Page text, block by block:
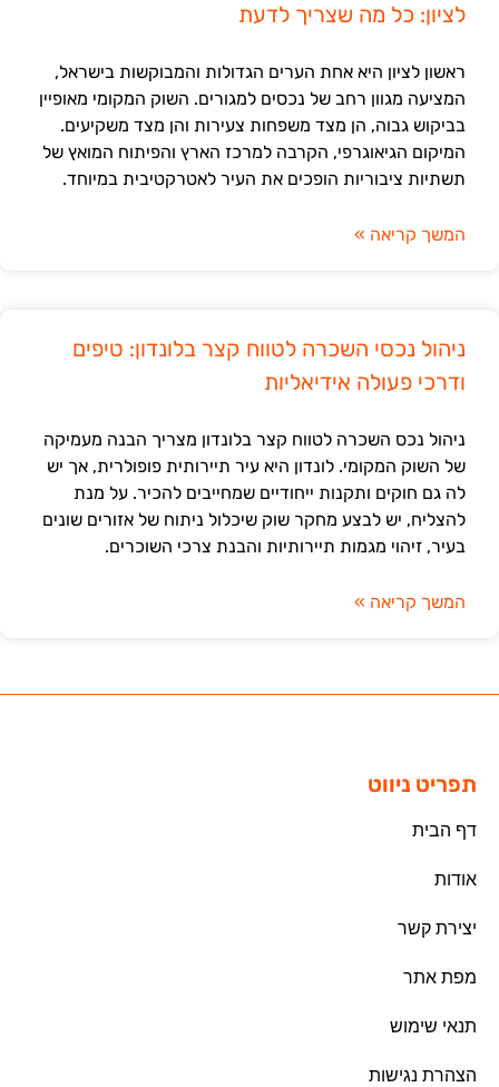
לציון: כל מה שצריך לדעת
ראשון לציון היא אחת הערים הגדולות והמבוקשות בישראל,
המציעה מגוון רחב של נכסים למגורים. השוק המקומי מאופיין
בביקוש גבוה, הן מצד משפחות צעירות והן מצד משקיעים.
המיקום הגיאוגרפי, הקרבה למרכז הארץ והפיתוח המואץ של
תשתיות ציבוריות הופכים את העיר לאטרקטיבית במיוחד.
המשך קריאה »
ניהול נכסי השכרה לטווח קצר בלונדון: טיפים
ודרכי פעולה אידיאליות
ניהול נכס השכרה לטווח קצר בלונדון מצריך הבנה מעמיקה
של השוק המקומי. לונדון היא עיר תיירותית פופולרית, אך יש
לה גם חוקים ותקנות ייחודיים שמחייבים להכיר. על מנת
להצליח, יש לבצע מחקר שוק שיכלול ניתוח של אזורים שונים
בעיר, זיהוי מגמות תיירותיות והבנת צרכי השוכרים.
המשך קריאה »
תפריט ניווט
דף הבית
אודות
יצירת קשר
מפת אתר
תנאי שימוש
הצהרת נגישות